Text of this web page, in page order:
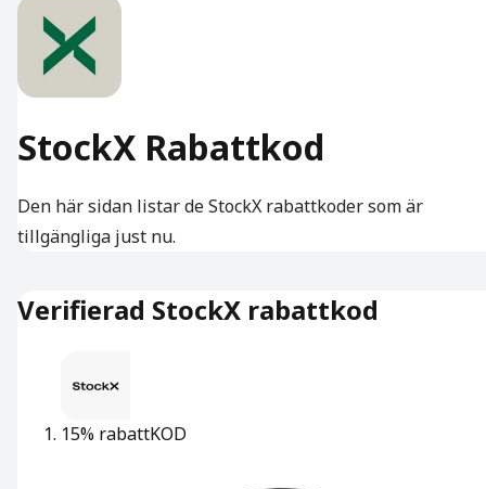
StockX Rabattkod
Den här sidan listar de StockX rabattkoder som är
tillgängliga just nu.
Verifierad StockX rabattkod
15% rabattKOD